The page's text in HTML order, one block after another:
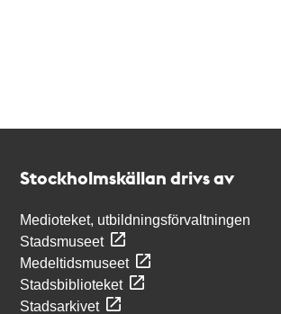
Stockholmskällan drivs av
Medioteket, utbildningsförvaltningen
Stadsmuseet
Medeltidsmuseet
Stadsbiblioteket
Stadsarkivet